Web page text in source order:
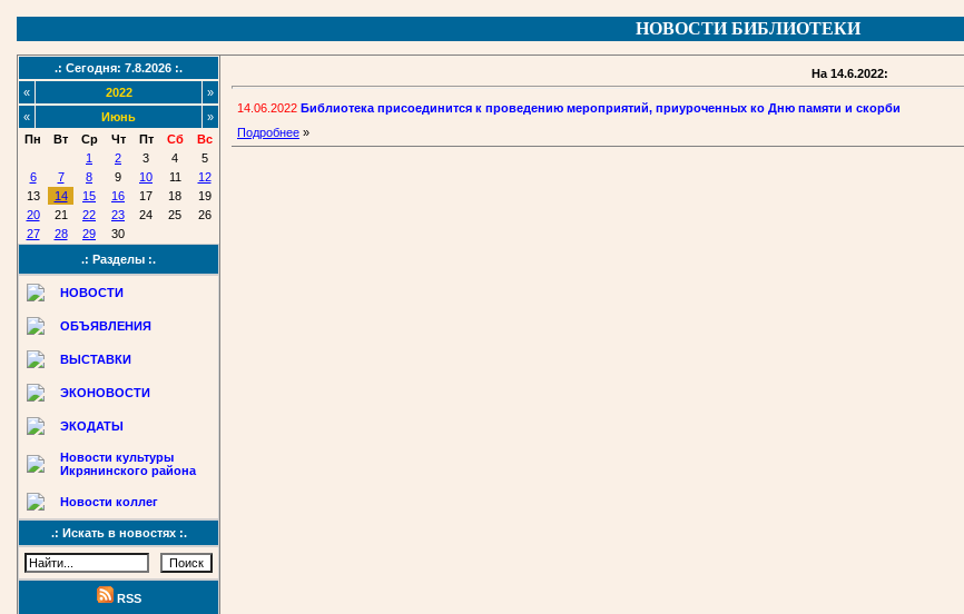
НОВОСТИ БИБЛИОТЕКИ
.: Сегодня: 7.8.2026 :.
«
2022
»
«
Июнь
»
Пн
Вт Ср Чт Пт Сб
Вс
1
2 3 4
5
6
7 8 9 10 11
12
13
14 15 16 17 18
19
20
21 22 23 24 25
26
27
28 29
30
.: Разделы :.
НОВОСТИ
ОБЪЯВЛЕНИЯ
ВЫСТАВКИ
ЭКОНОВОСТИ
ЭКОДАТЫ
Новости культуры
Икрянинского района
Новости коллег
.: Искать в новостях :.
RSS
На 14.6.2022:
14.06.2022 Библиотека присоединится к проведению мероприятий, приуроченных ко Дню памяти и скорби
Подробнее »